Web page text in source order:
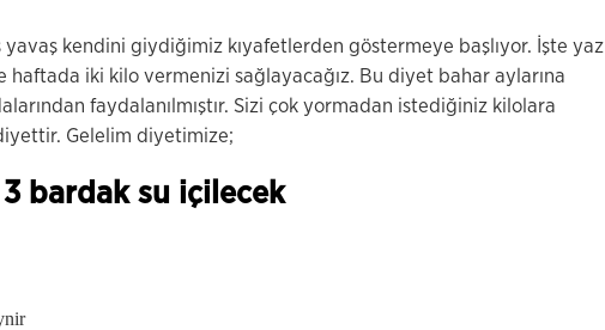
kendini giydiğimiz kıyafetlerden göstermeye başlıyor. İşte yaz
haftada iki kilo vermenizi sağlayacağız. Bu diyet bahar aylarına
faydalanılmıştır. Sizi çok yormadan istediğiniz kilolara
Gelelim diyetimize;
3 bardak su içilecek